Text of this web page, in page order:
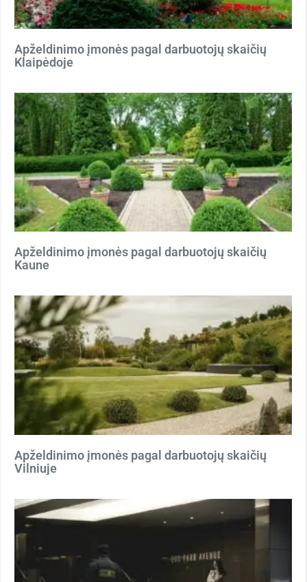
Apželdinimo įmonės pagal darbuotojų skaičių
Klaipėdoje
Apželdinimo įmonės pagal darbuotojų skaičių
Kaune
Apželdinimo įmonės pagal darbuotojų skaičių
Vilniuje